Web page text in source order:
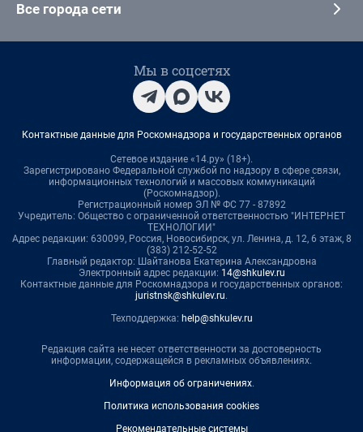
Все города сети
Мы в соцсетях
Контактные данные для Роскомнадзора и государственных органов
Сетевое издание «14.ру» (18+).
Зарегистрировано Федеральной службой по надзору в сфере связи,
информационных технологий и массовых коммуникаций
(Роскомнадзор).
Регистрационный номер ЭЛ № ФС 77 - 87892
Учредитель: Общество с ограниченной ответственностью "ИНТЕРНЕТ
ТЕХНОЛОГИИ"
Адрес редакции: 630099, Россия, Новосибирск, ул. Ленина, д. 12, 6 этаж, 8
(383) 212-52-52
Главный редактор: Шайтанова Екатерина Александровна
Электронный адрес редакции: 14@shkulev.ru
Контактные данные для Роскомнадзора и государственных органов:
juristnsk@shkulev.ru.
Техподдержка: help@shkulev.ru
Редакция сайта не несет ответственности за достоверность
информации, содержащейся в рекламных объявлениях.
Информация об ограничениях.
Политика использования cookies
Рекомендательные системы